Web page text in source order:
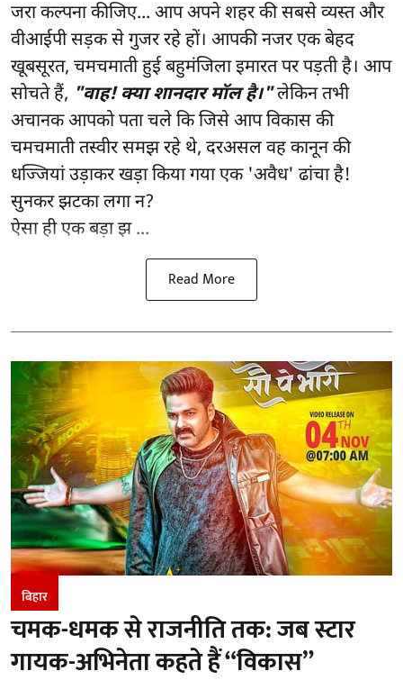
जरा कल्पना कीजिए... आप अपने शहर की सबसे व्यस्त और
वीआईपी सड़क से गुजर रहे हों। आपकी नजर एक बेहद
खूबसूरत, चमचमाती हुई बहुमंजिला इमारत पर पड़ती है। आप
सोचते हैं, "वाह! क्या शानदार मॉल है।"लेकिन तभी
अचानक आपको पता चले कि जिसे आप विकास की
चमचमाती तस्वीर समझ रहे थे, दरअसल वह कानून की
धज्जियां उड़ाकर खड़ा किया गया एक 'अवैध' ढांचा है!
सुनकर झटका लगा न?
ऐसा ही एक बड़ा झ ...
Read More
बिहार
चमक-धमक से राजनीति तक: जब स्टार
गायक-अभिनेता कहते हैं “विकास”